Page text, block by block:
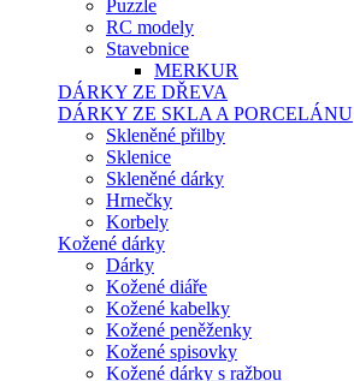
Puzzle
RC modely
Stavebnice
MERKUR
DÁRKY ZE DŘEVA
DÁRKY ZE SKLA A PORCELÁNU
Skleněné přilby
Sklenice
Skleněné dárky
Hrnečky
Korbely
Kožené dárky
Dárky
Kožené diáře
Kožené kabelky
Kožené peněženky
Kožené spisovky
Kožené dárky s ražbou